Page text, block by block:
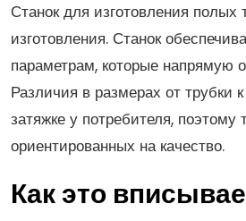
Станок для изготовления
изготовления. Станок
параметрам, которые напрямую
Различия в размерах от трубки
затяжке у потребителя,
ориентированных на качество.
Как это